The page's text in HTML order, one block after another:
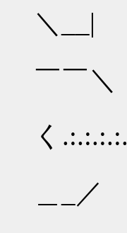
＼
￣
く
＿